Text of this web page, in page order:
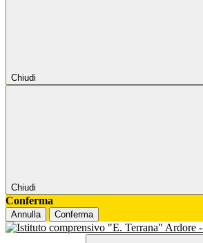
Chiudi
Chiudi
Conferma
Annulla Conferma